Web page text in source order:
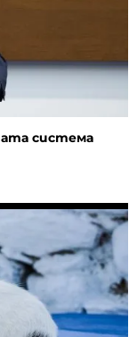
система